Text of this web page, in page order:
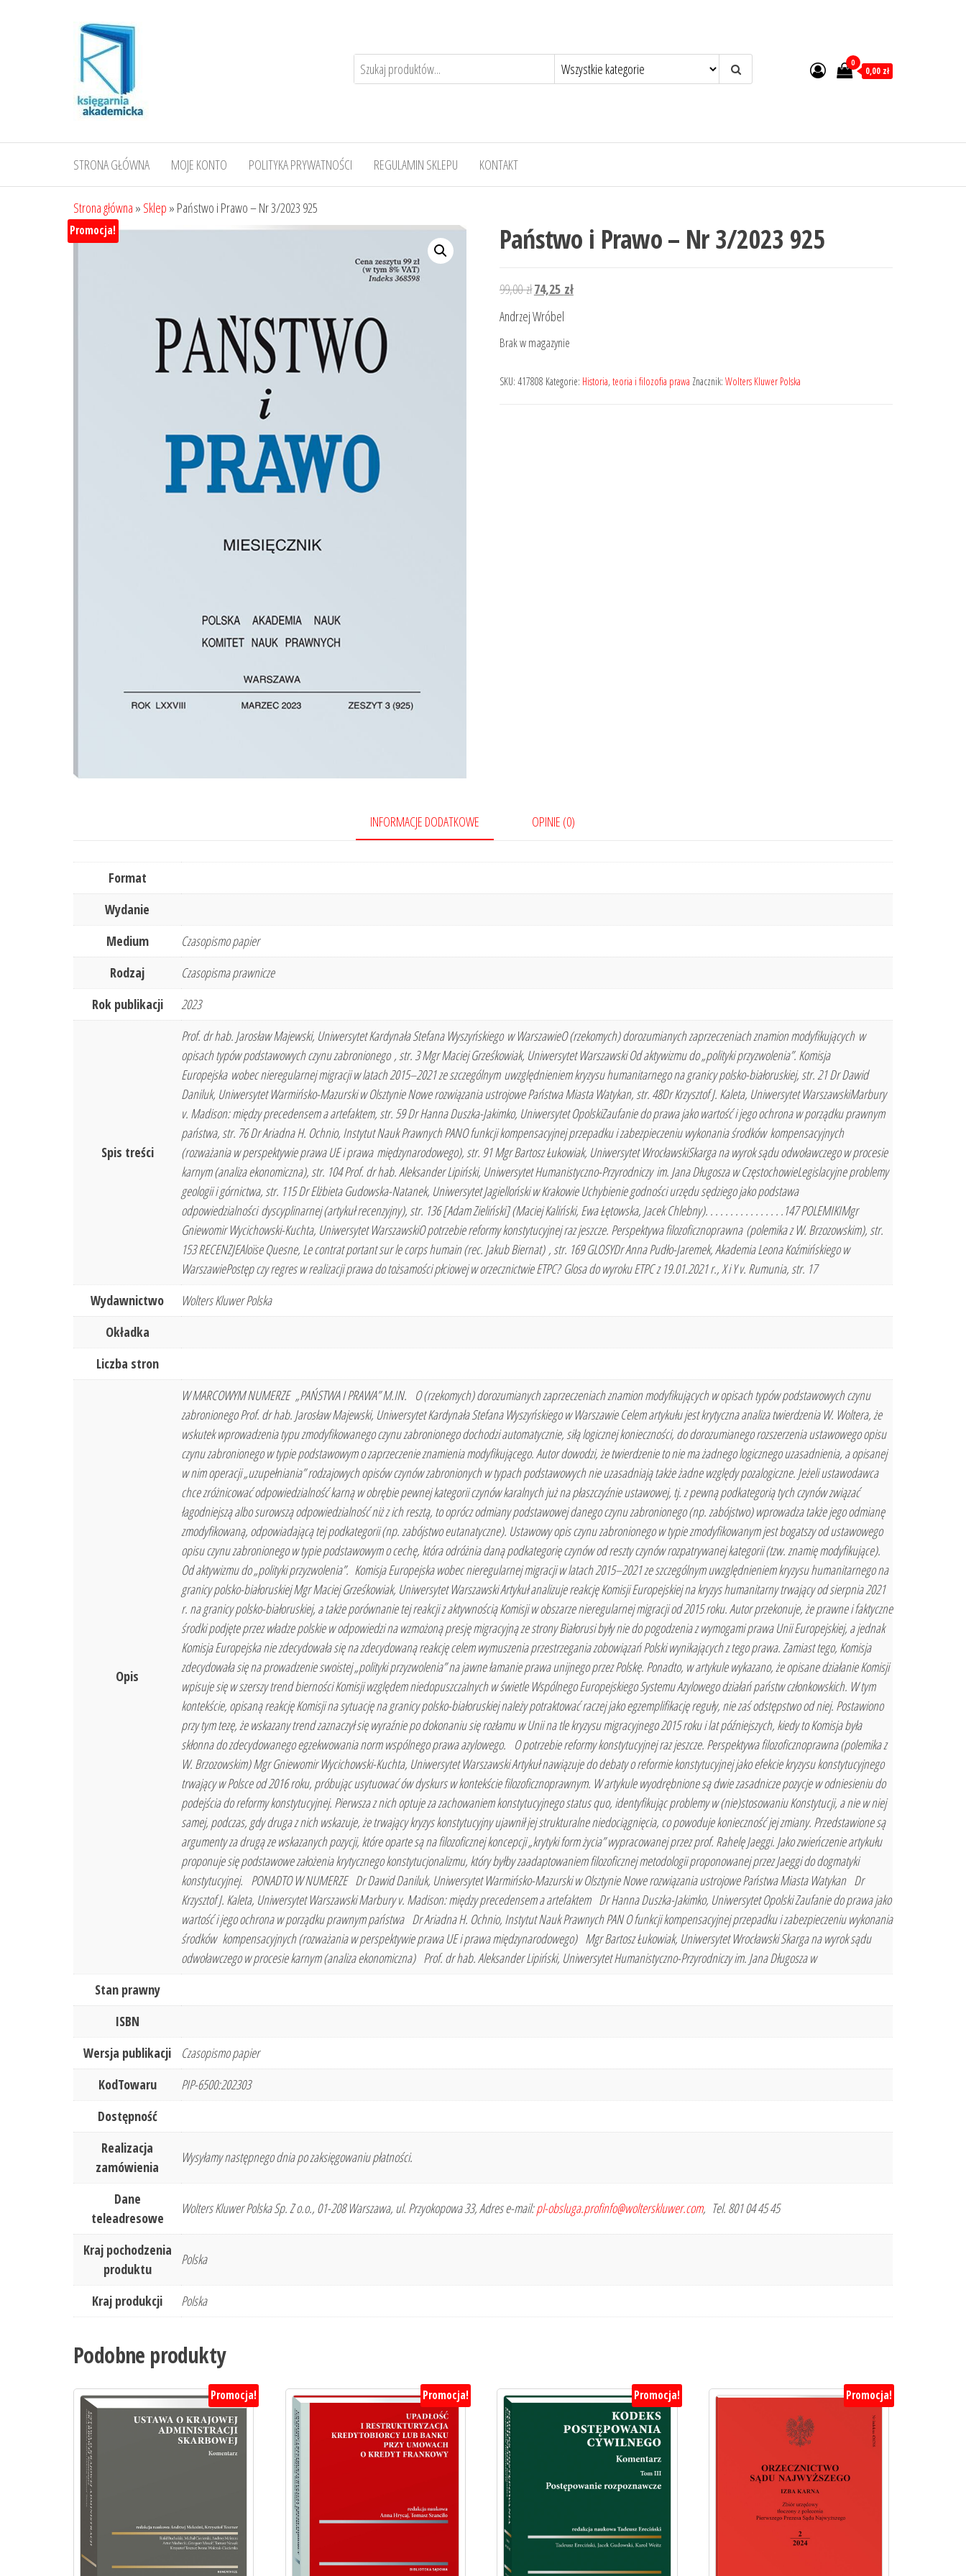
0
0,00 zł
STRONA GŁÓWNA MOJE KONTO POLITYKA PRYWATNOŚCI REGULAMIN SKLEPU KONTAKT
Strona główna » Sklep » Państwo i Prawo – Nr 3/2023 925
Promocja! Państwo i Prawo – Nr 3/2023 925
99,00złPierwotna
cena
99,00 zł.
74,25 złAktualna
Andrzej Wróbel
Brak w magazynie
SKU: 417808 Kategorie: Historia, teoria i filozofia prawa Znacznik: Wolters Kluwer Polska
INFORMACJE DODATKOWE OPINIE (0)
Format
Wydanie
Medium
Czasopismo papier
Rodzaj
Czasopisma prawnicze
Rok publikacji
2023
Spis treści
Prof. dr hab. Jarosław Majewski, Uniwersytet Kardynała Stefana Wyszyńskiego w WarszawieO (rzekomych) dorozumianych zaprzeczeniach znamion modyfikujących w
opisach typów podstawowych czynu zabronionego , str. 3 Mgr Maciej Grześkowiak, Uniwersytet Warszawski Od aktywizmu do „polityki przyzwolenia”. Komisja
Europejska wobec nieregularnej migracji w latach 2015–2021 ze szczególnym uwzględnieniem kryzysu humanitarnego na granicy polsko-białoruskiej, str. 21 Dr Dawid
Daniluk, Uniwersytet Warmińsko-Mazurski w Olsztynie Nowe rozwiązania ustrojowe Państwa Miasta Watykan, str. 48Dr Krzysztof J. Kaleta, Uniwersytet WarszawskiMarbury
v. Madison: między precedensem a artefaktem, str. 59 Dr Hanna Duszka-Jakimko, Uniwersytet OpolskiZaufanie do prawa jako wartość i jego ochrona w porządku prawnym
państwa, str. 76 Dr Ariadna H. Ochnio, Instytut Nauk Prawnych PANO funkcji kompensacyjnej przepadku i zabezpieczeniu wykonania środków kompensacyjnych
(rozważania w perspektywie prawa UE i prawa międzynarodowego), str. 91 Mgr Bartosz Łukowiak, Uniwersytet WrocławskiSkarga na wyrok sądu odwoławczego w procesie
karnym (analiza ekonomiczna), str. 104 Prof. dr hab. Aleksander Lipiński, Uniwersytet Humanistyczno-Przyrodniczy im. Jana Długosza w CzęstochowieLegislacyjne problemy
geologii i górnictwa, str. 115 Dr Elżbieta Gudowska-Natanek, Uniwersytet Jagielloński w Krakowie Uchybienie godności urzędu sędziego jako podstawa
odpowiedzialności dyscyplinarnej (artykuł recenzyjny), str. 136 [Adam Zieliński] (Maciej Kaliński, Ewa Łętowska, Jacek Chlebny). . . . . . . . . . . . . . . .147 POLEMIKIMgr
Gniewomir Wycichowski-Kuchta, Uniwersytet WarszawskiO potrzebie reformy konstytucyjnej raz jeszcze. Perspektywa filozoficznoprawna (polemika z W. Brzozowskim), str.
153 RECENZJEAloïse Quesne, Le contrat portant sur le corps humain (rec. Jakub Biernat) , str. 169 GLOSYDr Anna Pudło-Jaremek, Akademia Leona Koźmińskiego w
WarszawiePostęp czy regres w realizacji prawa do tożsamości płciowej w orzecznictwie ETPC? Glosa do wyroku ETPC z 19.01.2021 r., X i Y v. Rumunia, str. 17
Wydawnictwo
Wolters Kluwer Polska
Okładka
Liczba stron
Opis
W MARCOWYM NUMERZE „PAŃSTWA I PRAWA” M.IN. O (rzekomych) dorozumianych zaprzeczeniach znamion modyfikujących w opisach typów podstawowych czynu
zabronionego Prof. dr hab. Jarosław Majewski, Uniwersytet Kardynała Stefana Wyszyńskiego w Warszawie Celem artykułu jest krytyczna analiza twierdzenia W. Woltera, że
wskutek wprowadzenia typu zmodyfikowanego czynu zabronionego dochodzi automatycznie, siłą logicznej konieczności, do dorozumianego rozszerzenia ustawowego opisu
czynu zabronionego w typie podstawowym o zaprzeczenie znamienia modyfikującego. Autor dowodzi, że twierdzenie to nie ma żadnego logicznego uzasadnienia, a opisanej
w nim operacji „uzupełniania” rodzajowych opisów czynów zabronionych w typach podstawowych nie uzasadniają także żadne względy pozalogiczne. Jeżeli ustawodawca
chce zróżnicować odpowiedzialność karną w obrębie pewnej kategorii czynów karalnych już na płaszczyźnie ustawowej, tj. z pewną podkategorią tych czynów związać
łagodniejszą albo surowszą odpowiedzialność niż z ich resztą, to oprócz odmiany podstawowej danego czynu zabronionego (np. zabójstwo) wprowadza także jego odmianę
zmodyfikowaną, odpowiadającą tej podkategorii (np. zabójstwo eutanatyczne). Ustawowy opis czynu zabronionego w typie zmodyfikowanym jest bogatszy od ustawowego
opisu czynu zabronionego w typie podstawowym o cechę, która odróżnia daną podkategorię czynów od reszty czynów rozpatrywanej kategorii (tzw. znamię modyfikujące).
Od aktywizmu do „polityki przyzwolenia”. Komisja Europejska wobec nieregularnej migracji w latach 2015–2021 ze szczególnym uwzględnieniem kryzysu humanitarnego na
granicy polsko-białoruskiej Mgr Maciej Grześkowiak, Uniwersytet Warszawski Artykuł analizuje reakcję Komisji Europejskiej na kryzys humanitarny trwający od sierpnia 2021
r. na granicy polsko-białoruskiej, a także porównanie tej reakcji z aktywnością Komisji w obszarze nieregularnej migracji od 2015 roku. Autor przekonuje, że prawne i faktyczne
środki podjęte przez władze polskie w odpowiedzi na wzmożoną presję migracyjną ze strony Białorusi były nie do pogodzenia z wymogami prawa Unii Europejskiej, a jednak
Komisja Europejska nie zdecydowała się na zdecydowaną reakcję celem wymuszenia przestrzegania zobowiązań Polski wynikających z tego prawa. Zamiast tego, Komisja
zdecydowała się na prowadzenie swoistej „polityki przyzwolenia” na jawne łamanie prawa unijnego przez Polskę. Ponadto, w artykule wykazano, że opisane działanie Komisji
wpisuje się w szerszy trend bierności Komisji względem niedopuszczalnych w świetle Wspólnego Europejskiego Systemu Azylowego działań państw członkowskich. W tym
kontekście, opisaną reakcję Komisji na sytuację na granicy polsko-białoruskiej należy potraktować raczej jako egzemplifikację reguły, nie zaś odstępstwo od niej. Postawiono
przy tym tezę, że wskazany trend zaznaczył się wyraźnie po dokonaniu się rozłamu w Unii na tle kryzysu migracyjnego 2015 roku i lat późniejszych, kiedy to Komisja była
skłonna do zdecydowanego egzekwowania norm wspólnego prawa azylowego. O potrzebie reformy konstytucyjnej raz jeszcze. Perspektywa filozoficznoprawna (polemika z
W. Brzozowskim) Mgr Gniewomir Wycichowski-Kuchta, Uniwersytet Warszawski Artykuł nawiązuje do debaty o reformie konstytucyjnej jako efekcie kryzysu konstytucyjnego
trwający w Polsce od 2016 roku, próbując usytuować ów dyskurs w kontekście filozoficznoprawnym. W artykule wyodrębnione są dwie zasadnicze pozycje w odniesieniu do
podejścia do reformy konstytucyjnej. Pierwsza z nich optuje za zachowaniem konstytucyjnego status quo, identyfikując problemy w (nie)stosowaniu Konstytucji, a nie w niej
samej, podczas, gdy druga z nich wskazuje, że trwający kryzys konstytucyjny ujawnił jej strukturalne niedociągnięcia, co powoduje konieczność jej zmiany. Przedstawione są
argumenty za drugą ze wskazanych pozycji, które oparte są na filozoficznej koncepcji „krytyki form życia” wypracowanej przez prof. Rahelę Jaeggi. Jako zwieńczenie artykułu
proponuje się podstawowe założenia krytycznego konstytucjonalizmu, który byłby zaadaptowaniem filozoficznej metodologii proponowanej przez Jaeggi do dogmatyki
konstytucyjnej. PONADTO W NUMERZE Dr Dawid Daniluk, Uniwersytet Warmińsko-Mazurski w Olsztynie Nowe rozwiązania ustrojowe Państwa Miasta Watykan Dr
Krzysztof J. Kaleta, Uniwersytet Warszawski Marbury v. Madison: między precedensem a artefaktem Dr Hanna Duszka-Jakimko, Uniwersytet Opolski Zaufanie do prawa jako
wartość i jego ochrona w porządku prawnym państwa Dr Ariadna H. Ochnio, Instytut Nauk Prawnych PAN O funkcji kompensacyjnej przepadku i zabezpieczeniu wykonania
środków kompensacyjnych (rozważania w perspektywie prawa UE i prawa międzynarodowego) Mgr Bartosz Łukowiak, Uniwersytet Wrocławski Skarga na wyrok sądu
odwoławczego w procesie karnym (analiza ekonomiczna) Prof. dr hab. Aleksander Lipiński, Uniwersytet Humanistyczno-Przyrodniczy im. Jana Długosza w
Stan prawny
ISBN
Wersja publikacji
Czasopismo papier
KodTowaru
PIP-6500:202303
Dostępność
Realizacja
zamówienia
Wysyłamy następnego dnia po zaksięgowaniu płatności.
Dane
teleadresowe
Wolters Kluwer Polska Sp. Z o.o., 01-208 Warszawa, ul. Przyokopowa 33, Adres e-mail:pl-obsluga.profinfo@wolterskluwer.com, Tel. 801 04 45 45
Kraj pochodzenia
produktu
Polska
Kraj produkcji Polska
Podobne produkty
Promocja! Promocja! Promocja! Promocja!